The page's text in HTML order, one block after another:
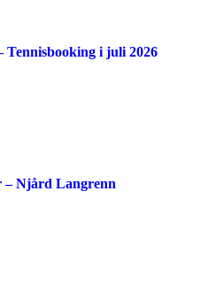
Tennisbooking i juli 2026
– Njård Langrenn